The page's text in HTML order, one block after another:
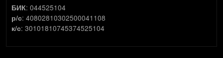
БИК: 044525104
р/с: 40802810302500041108
к/с: 30101810745374525104